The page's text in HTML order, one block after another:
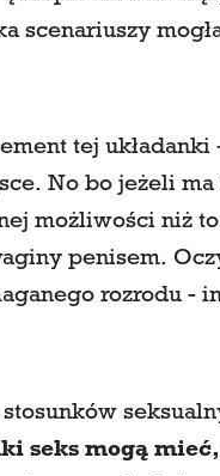
scenariuszy
tej układanki
No bo jeżeli
możliwości niż
penisem.
rozrodu -
seks mogą